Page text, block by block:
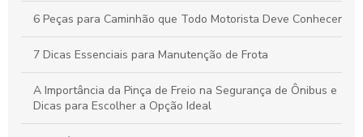
6 Peças para Caminhão que Todo Motorista Deve Conhecer
7 Dicas Essenciais para Manutenção de Frota
A Importância da Pinça de Freio na Segurança de Ônibus e
Dicas para Escolher a Opção Ideal